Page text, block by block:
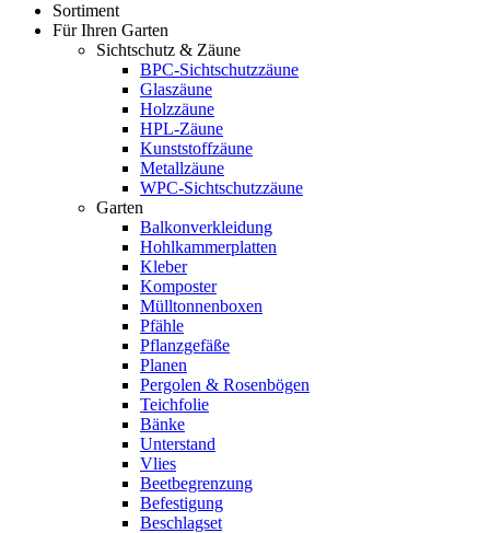
Sortiment
Für Ihren Garten
Sichtschutz & Zäune
BPC-Sichtschutzzäune
Glaszäune
Holzzäune
HPL-Zäune
Kunststoffzäune
Metallzäune
WPC-Sichtschutzzäune
Garten
Balkonverkleidung
Hohlkammerplatten
Kleber
Komposter
Mülltonnenboxen
Pfähle
Pflanzgefäße
Planen
Pergolen & Rosenbögen
Teichfolie
Bänke
Unterstand
Vlies
Beetbegrenzung
Befestigung
Beschlagset